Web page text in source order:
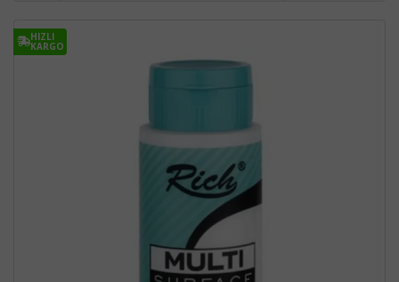
HIZLI
KARGO